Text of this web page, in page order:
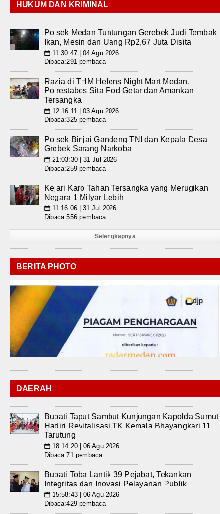
HUKUM DAN KRIMINAL
Polsek Medan Tuntungan Gerebek Judi Tembak
Ikan, Mesin dan Uang Rp2,67 Juta Disita
📅 11:30:47 | 04 Agu 2026
Dibaca:291 pembaca
Razia di THM Helens Night Mart Medan,
Polrestabes Sita Pod Getar dan Amankan
Tersangka
📅 12:16:11 | 03 Agu 2026
Dibaca:325 pembaca
Polsek Binjai Gandeng TNI dan Kepala Desa
Grebek Sarang Narkoba
📅 21:03:30 | 31 Jul 2026
Dibaca:259 pembaca
Kejari Karo Tahan Tersangka yang Merugikan
Negara 1 Milyar Lebih
📅 11:16:06 | 31 Jul 2026
Dibaca:556 pembaca
Selengkapnya
BERITA PHOTO
DAERAH
Bupati Taput Sambut Kunjungan Kapolda Sumut
Hadiri Revitalisasi TK Kemala Bhayangkari 11
Tarutung
📅 18:14:20 | 06 Agu 2026
Dibaca:71 pembaca
Bupati Toba Lantik 39 Pejabat, Tekankan
Integritas dan Inovasi Pelayanan Publik
📅 15:58:43 | 06 Agu 2026
Dibaca:429 pembaca